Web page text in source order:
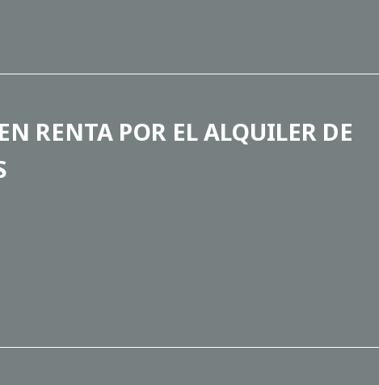
RENTA POR EL ALQUILER DE